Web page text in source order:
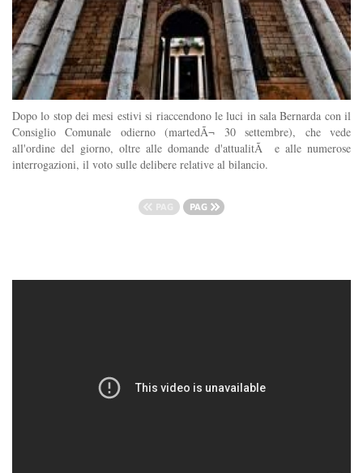
Dopo lo stop dei mesi estivi si riaccendono le luci in sala Bernarda con il
Consiglio Comunale odierno (martedÃ¬ 30 settembre), che vede
all'ordine del giorno, oltre alle domande d'attualitÃ e alle numerose
interrogazioni, il voto sulle delibere relative al bilancio.